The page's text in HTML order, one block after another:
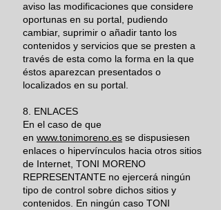
aviso las modificaciones que considere
oportunas en su portal, pudiendo
cambiar, suprimir o añadir tanto los
contenidos y servicios que se presten a
través de esta como la forma en la que
éstos aparezcan presentados o
localizados en su portal.
8. ENLACES
En el caso de que
en www.tonimoreno.es se dispusiesen
enlaces o hipervínculos hacia otros sitios
de Internet, TONI MORENO
REPRESENTANTE no ejercerá ningún
tipo de control sobre dichos sitios y
contenidos. En ningún caso TONI